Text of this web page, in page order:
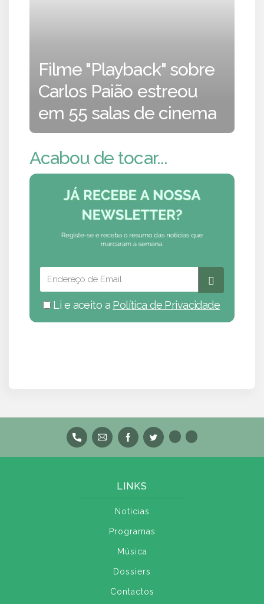
Filme "Playback" sobre
Carlos Paião estreou
em 55 salas de cinema
Acabou de tocar...
Li e aceito a Política de Privacidade
LINKS
Notícias
Programas
Música
Dossiers
Contactos